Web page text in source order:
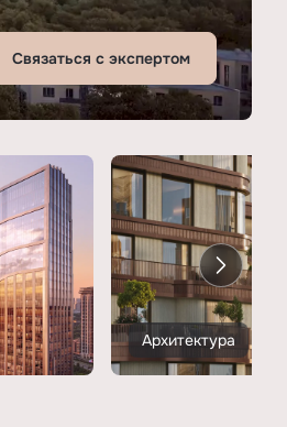
Связаться с экспертом
Архитектура